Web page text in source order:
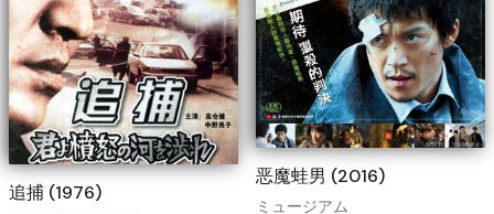
追捕 (1976)
恶魔蛙男 (2016)
ミュージアム